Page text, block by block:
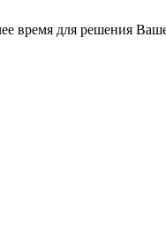
время для решения